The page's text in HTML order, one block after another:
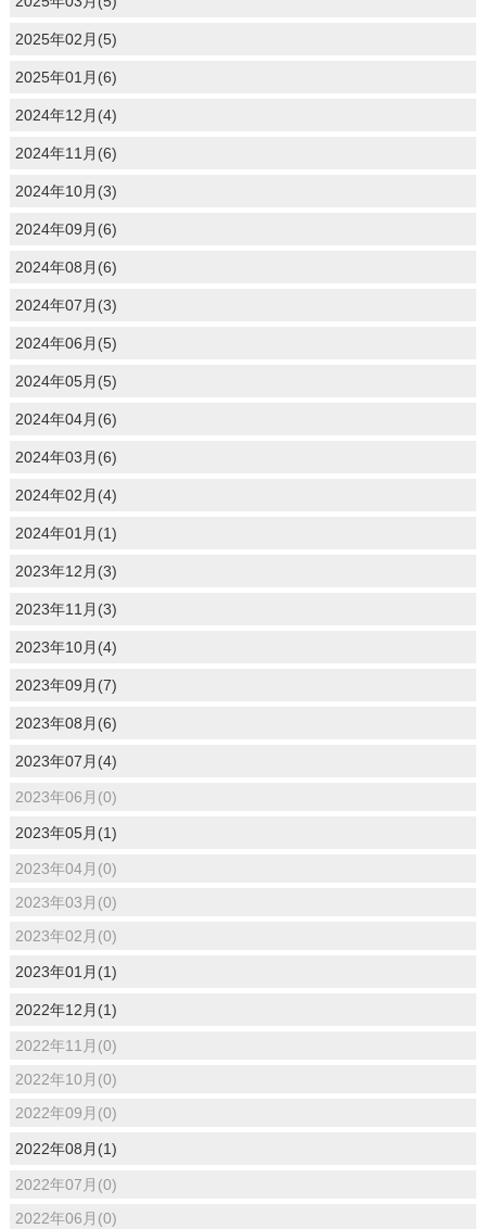
2025年02月(5)
2025年01月(6)
2024年12月(4)
2024年11月(6)
2024年10月(3)
2024年09月(6)
2024年08月(6)
2024年07月(3)
2024年06月(5)
2024年05月(5)
2024年04月(6)
2024年03月(6)
2024年02月(4)
2024年01月(1)
2023年12月(3)
2023年11月(3)
2023年10月(4)
2023年09月(7)
2023年08月(6)
2023年07月(4)
2023年06月(0)
2023年05月(1)
2023年04月(0)
2023年03月(0)
2023年02月(0)
2023年01月(1)
2022年12月(1)
2022年11月(0)
2022年10月(0)
2022年09月(0)
2022年08月(1)
2022年07月(0)
2022年06月(0)